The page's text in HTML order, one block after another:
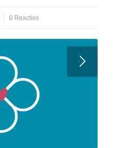
0 Reacties